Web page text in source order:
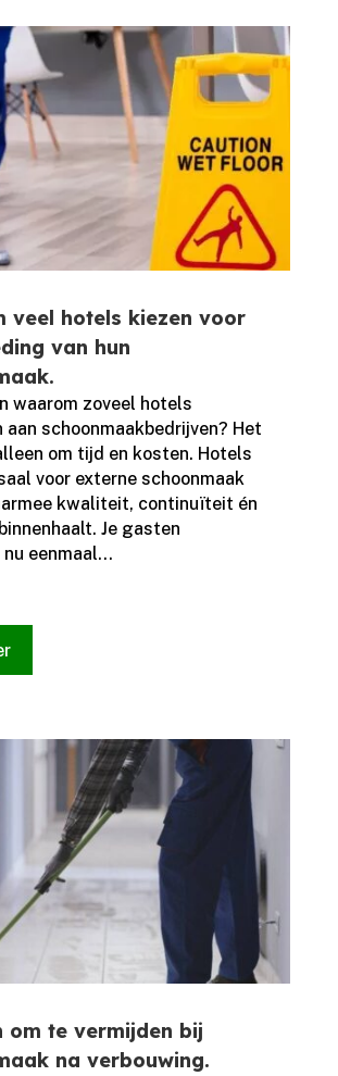
veel hotels kiezen voor
van hun
waarom zoveel hotels
schoonmaakbedrijven? Het
om tijd en kosten.​ Hotels
voor externe schoonmaak
kwaliteit, continuïteit én
Je gasten
eenmaal...
om te vermijden bij
na verbouwing.